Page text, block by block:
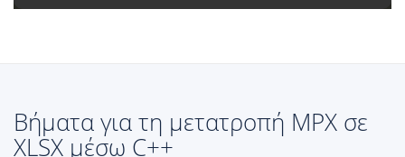
Βήματα για τη μετατροπή MPX σε
XLSX μέσω C++